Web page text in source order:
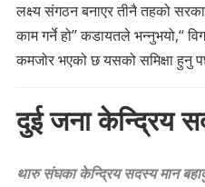
लक्ष्य संगठन बनाएर तीनै तहको
काम गर्ने हो’’ कडायतले भन्नुभयो,‘‘
कमजोर भएको छ यसको समिक्षा हुनु
दुई जना केन्द्रिय
थारु संघका केन्द्रिय सदस्य मान